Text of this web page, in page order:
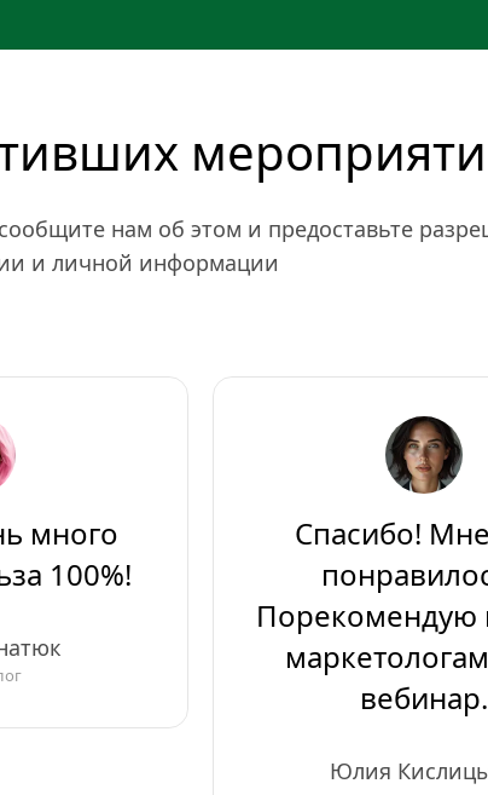
нам об этом и предоставьте
и личной информации
много
100%!
Спасибо!
вебинар.
Юлия